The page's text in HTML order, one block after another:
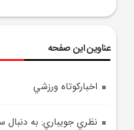
عناوین این صفحه
اخبارکوتاه ورزشي
نظري جويباري: به